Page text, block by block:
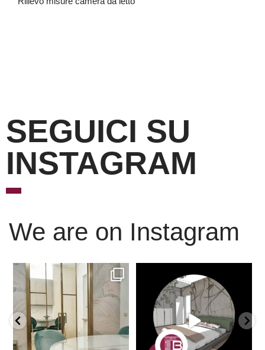
SEGUICI SU
INSTAGRAM
We are on Instagram
Scopri l’eleganza senza
tempo delle porte ...
È ora di andare a dormire..
Niente di meglio di